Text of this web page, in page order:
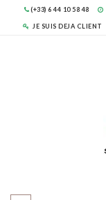
(+33) 6 44 10 58 48
JE SUIS DEJA CLIENT